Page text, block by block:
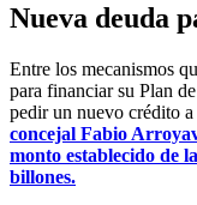
Nueva deuda
Entre los mecanismos
para financiar su Plan
pedir un nuevo crédito
concejal Fabio
monto establecido de
billones.